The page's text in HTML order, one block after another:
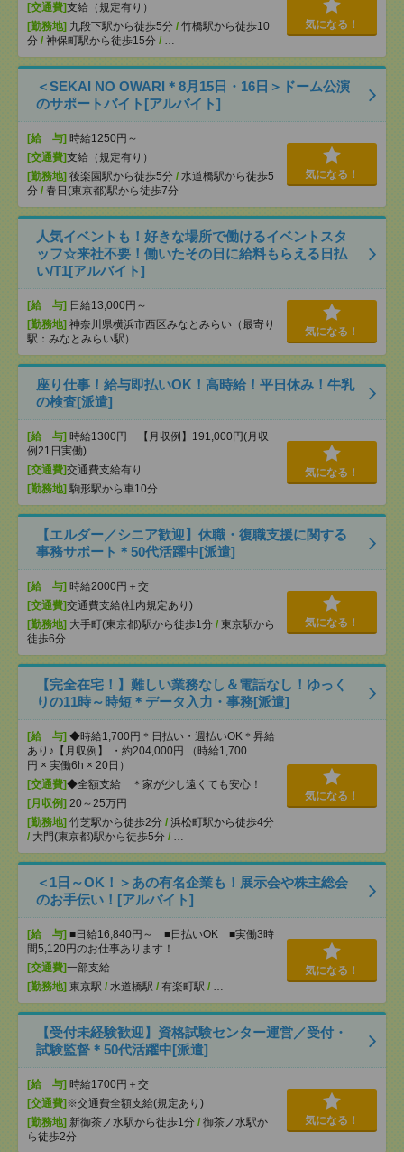
[交通費]支給（規定有り）
[勤務地] 九段下駅から徒歩5分 / 竹橋駅から徒歩10
分 / 神保町駅から徒歩15分 / …
気になる！
＜SEKAI NO OWARI＊8月15日・16日＞ドーム公演
のサポートバイト[アルバイト]
[給 与] 時給1250円～
[交通費]支給（規定有り）
[勤務地] 後楽園駅から徒歩5分 / 水道橋駅から徒歩5
分 / 春日(東京都)駅から徒歩7分
気になる！
人気イベントも！好きな場所で働けるイベントスタ
ッフ☆来社不要！働いたその日に給料もらえる日払
い/T1[アルバイト]
[給 与] 日給13,000円～
[勤務地] 神奈川県横浜市西区みなとみらい（最寄り
駅：みなとみらい駅）
気になる！
座り仕事！給与即払いOK！高時給！平日休み！牛乳
の検査[派遣]
[給 与] 時給1300円 【月収例】191,000円(月収
例21日実働)
[交通費]交通費支給有り
[勤務地] 駒形駅から車10分
気になる！
【エルダー／シニア歓迎】休職・復職支援に関する
事務サポート＊50代活躍中[派遣]
[給 与] 時給2000円＋交
[交通費]交通費支給(社内規定あり)
[勤務地] 大手町(東京都)駅から徒歩1分 / 東京駅から
徒歩6分
気になる！
【完全在宅！】難しい業務なし＆電話なし！ゆっく
りの11時～時短＊データ入力・事務[派遣]
[給 与] ◆時給1,700円＊日払い・週払いOK＊昇給
あり♪【月収例】 ・約204,000円 （時給1,700
円 × 実働6h × 20日）
[交通費]◆全額支給 ＊家が少し遠くても安心！
[月収例] 20～25万円
[勤務地] 竹芝駅から徒歩2分 / 浜松町駅から徒歩4分
/ 大門(東京都)駅から徒歩5分 / …
気になる！
＜1日～OK！＞あの有名企業も！展示会や株主総会
のお手伝い！[アルバイト]
[給 与] ■日給16,840円～ ■日払いOK ■実働3時
間5,120円のお仕事あります！
[交通費]一部支給
[勤務地] 東京駅 / 水道橋駅 / 有楽町駅 / …
気になる！
【受付未経験歓迎】資格試験センター運営／受付・
試験監督＊50代活躍中[派遣]
[給 与] 時給1700円＋交
[交通費] ※交通費全額支給(規定あり)
[勤務地] 新御茶ノ水駅から徒歩1分 / 御茶ノ水駅か
ら徒歩2分
気になる！